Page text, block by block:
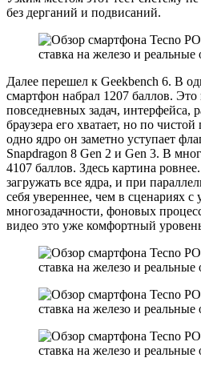
без дерганий и подвисаний.
Далее перешел к Geekbench 6. В
смартфон набрал 1207 баллов.
повседневных задач, интерфейса,
браузера его хватает, но по
одно ядро он заметно уступает
Snapdragon 8 Gen 2 и Gen 3. В
4107 баллов. Здесь картина
загружать все ядра, и при
себя увереннее, чем в сценариях
многозадачности, фоновых
видео это уже комфортный